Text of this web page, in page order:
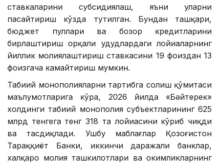
ставкаларини субсидиялаш, яъни уларни
пасайтириш кўзда тутилган. Бундан ташқари,
бюджет пуллари ва бозор кредитларини
бирлаштириш орқали ҳудудлардаги лойиҳаларнинг
йиллик молиялаштириш ставкасини 19 фоиздан 13
фоизгача камайтириш мумкин.
Табиий монополияларни тартибга солиш қўмитаси
маълумотларига кўра, 2026 йилда «Бәйтерек»
холдинги табиий монополия субъектларининг 625
млрд тенгега тенг 318 та лойиҳасини кўриб чиқди
ва тасдиқлади. Ушбу маблағлар Қозоғистон
Тараққиёт Банки, иккинчи даражали банклар,
халқаро молия ташкилотлари ва ҳокимликларнинг